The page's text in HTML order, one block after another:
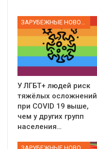
У ЛГБТ+ людей риск
тяжёлых осложнений
при COVID 19 выше,
чем у других групп
населения…